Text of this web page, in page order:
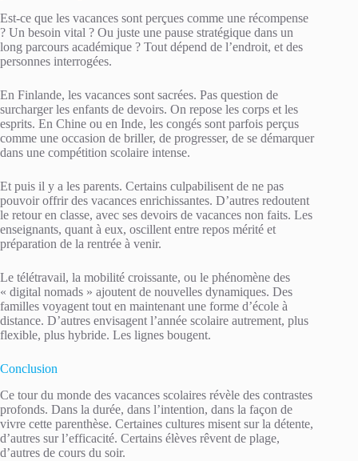
Est-ce que les vacances sont perçues comme une récompense
? Un besoin vital ? Ou juste une pause stratégique dans un
long parcours académique ? Tout dépend de l’endroit, et des
personnes interrogées.
En Finlande, les vacances sont sacrées. Pas question de
surcharger les enfants de devoirs. On repose les corps et les
esprits. En Chine ou en Inde, les congés sont parfois perçus
comme une occasion de briller, de progresser, de se démarquer
dans une compétition scolaire intense.
Et puis il y a les parents. Certains culpabilisent de ne pas
pouvoir offrir des vacances enrichissantes. D’autres redoutent
le retour en classe, avec ses devoirs de vacances non faits. Les
enseignants, quant à eux, oscillent entre repos mérité et
préparation de la rentrée à venir.
Le télétravail, la mobilité croissante, ou le phénomène des
« digital nomads » ajoutent de nouvelles dynamiques. Des
familles voyagent tout en maintenant une forme d’école à
distance. D’autres envisagent l’année scolaire autrement, plus
flexible, plus hybride. Les lignes bougent.
Conclusion
Ce tour du monde des vacances scolaires révèle des contrastes
profonds. Dans la durée, dans l’intention, dans la façon de
vivre cette parenthèse. Certaines cultures misent sur la détente,
d’autres sur l’efficacité. Certains élèves rêvent de plage,
d’autres de cours du soir.